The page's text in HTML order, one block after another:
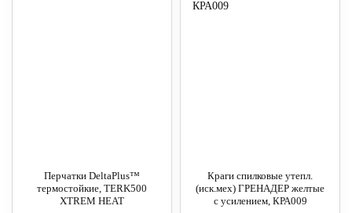
Перчатки DeltaPlus™
термостойкие, TERK500
XTREM HEAT
Краги спилковые утепл.
(иск.мех) ГРЕНАДЕР желтые
с усилением, КРА009